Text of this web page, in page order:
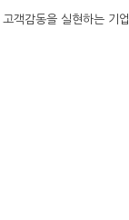
객감동을 실현하는 기업,